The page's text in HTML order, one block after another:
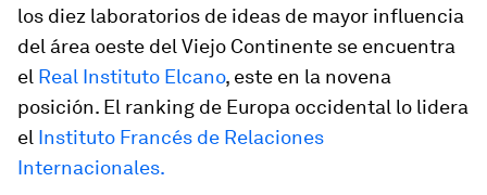
los diez laboratorios de ideas de mayor influencia
del área oeste del Viejo Continente se encuentra
el Real Instituto Elcano, este en la novena
posición. El ranking de Europa occidental lo lidera
el Instituto Francés de Relaciones
Internacionales.